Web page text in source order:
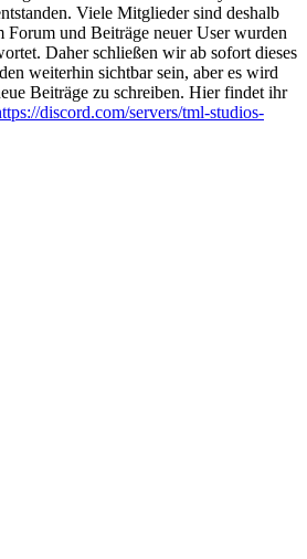
Viele Mitglieder sind deshalb
Forum und Beiträge neuer User wurden
Daher schließen wir ab sofort dieses
weiterhin sichtbar sein, aber es wird
Beiträge zu schreiben. Hier findet ihr
discord.com/servers/tml-studios-